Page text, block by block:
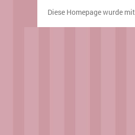
Diese Homepage wurde mit